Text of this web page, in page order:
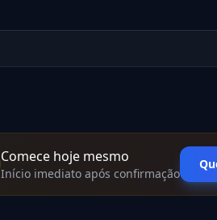
Comece hoje mesmo
Início imediato após confirmação